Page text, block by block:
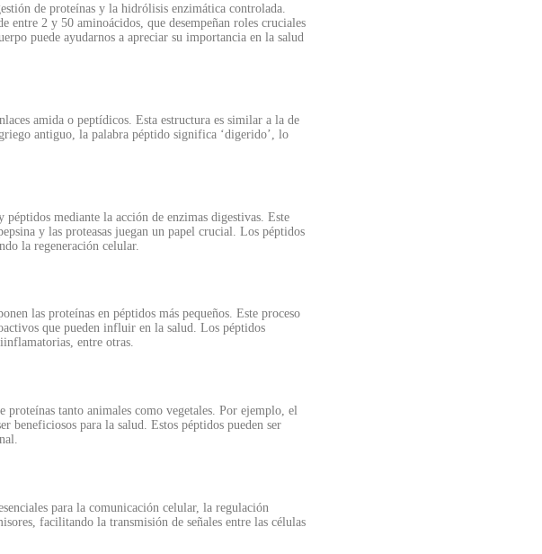
de proteínas y la hidrólisis enzimática controlada.
entre 2 y 50 aminoácidos, que desempeñan roles cruciales
puede ayudarnos a apreciar su importancia en la salud
amida o peptídicos. Esta estructura es similar a la de
antiguo, la palabra péptido significa ‘digerido’, lo
mediante la acción de enzimas digestivas. Este
y las proteasas juegan un papel crucial. Los péptidos
la regeneración celular.
las proteínas en péptidos más pequeños. Este proceso
que pueden influir en la salud. Los péptidos
entre otras.
tanto animales como vegetales. Por ejemplo, el
beneficiosos para la salud. Estos péptidos pueden ser
para la comunicación celular, la regulación
facilitando la transmisión de señales entre las células